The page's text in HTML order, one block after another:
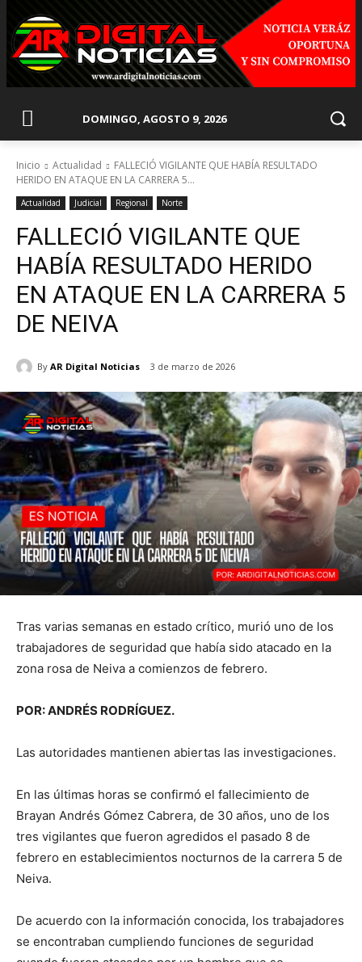
DOMINGO, AGOSTO 9, 2026
Inicio Actualidad
FALLECIÓ VIGILANTE QUE HABÍA RESULTADO
HERIDO EN ATAQUE EN LA CARRERA 5...
Actualidad Judicial Regional Norte
FALLECIÓ VIGILANTE QUE
HABÍA RESULTADO HERIDO
EN ATAQUE EN LA CARRERA 5
DE NEIVA
By AR Digital Noticias 3 de marzo de 2026
Tras varias semanas en estado crítico, murió uno de los
trabajadores de seguridad que había sido atacado en la
zona rosa de Neiva a comienzos de febrero.
POR: ANDRÉS RODRÍGUEZ.
Las autoridades mantienen abiertas las investigaciones.
En las últimas horas se confirmó el fallecimiento de
Brayan Andrés Gómez Cabrera, de 30 años, uno de los
tres vigilantes que fueron agredidos el pasado 8 de
febrero en establecimientos nocturnos de la carrera 5 de
Neiva.
De acuerdo con la información conocida, los trabajadores
se encontraban cumpliendo funciones de seguridad